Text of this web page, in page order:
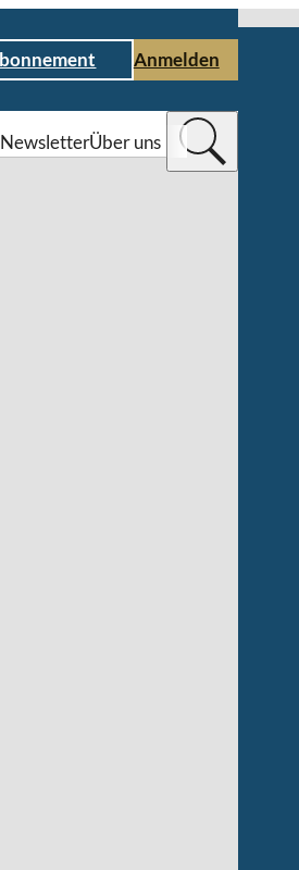
Anmelden
NewsletterÜber uns